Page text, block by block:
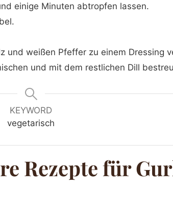
einige Minuten abtropfen lassen.
und weißen Pfeffer zu einem Dressing
und mit dem restlichen Dill
KEYWORD
vegetarisch
Rezepte für